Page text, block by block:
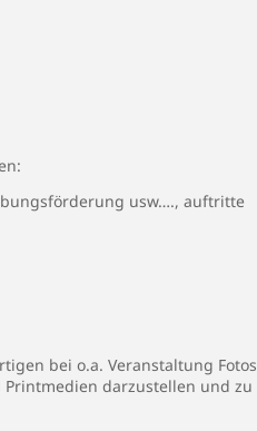
usw…., auftritte
bei o.a. Veranstaltung Fotos
Printmedien darzustellen und zu